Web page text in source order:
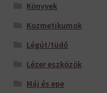
Könyvek
Kozmetikumok
Légút/tüdő
Lézer eszközök
Máj és epe